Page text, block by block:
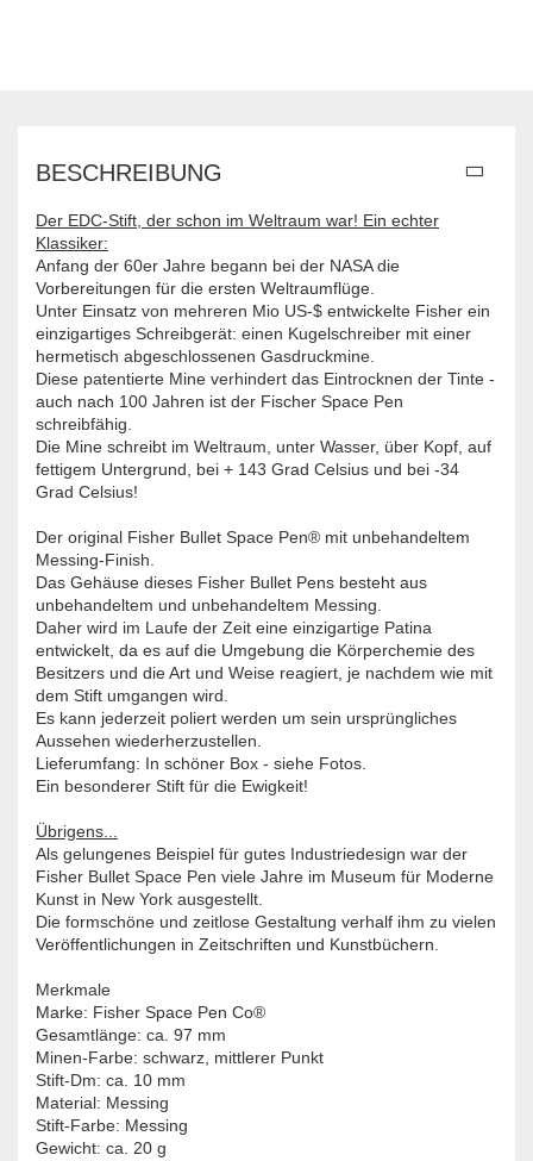
BESCHREIBUNG
Der EDC-Stift, der schon im Weltraum war! Ein echter
Klassiker:
Anfang der 60er Jahre begann bei der NASA die
Vorbereitungen für die ersten Weltraumflüge.
Unter Einsatz von mehreren Mio US-$ entwickelte Fisher ein
einzigartiges Schreibgerät: einen Kugelschreiber mit einer
hermetisch abgeschlossenen Gasdruckmine.
Diese patentierte Mine verhindert das Eintrocknen der Tinte -
auch nach 100 Jahren ist der Fischer Space Pen
schreibfähig.
Die Mine schreibt im Weltraum, unter Wasser, über Kopf, auf
fettigem Untergrund, bei + 143 Grad Celsius und bei -34
Grad Celsius!
Der original Fisher Bullet Space Pen® mit unbehandeltem
Messing-Finish.
Das Gehäuse dieses Fisher Bullet Pens besteht aus
unbehandeltem und unbehandeltem Messing.
Daher wird im Laufe der Zeit eine einzigartige Patina
entwickelt, da es auf die Umgebung die Körperchemie des
Besitzers und die Art und Weise reagiert, je nachdem wie mit
dem Stift umgangen wird.
Es kann jederzeit poliert werden um sein ursprüngliches
Aussehen wiederherzustellen.
Lieferumfang: In schöner Box - siehe Fotos.
Ein besonderer Stift für die Ewigkeit!
Übrigens...
Als gelungenes Beispiel für gutes Industriedesign war der
Fisher Bullet Space Pen viele Jahre im Museum für Moderne
Kunst in New York ausgestellt.
Die formschöne und zeitlose Gestaltung verhalf ihm zu vielen
Veröffentlichungen in Zeitschriften und Kunstbüchern.
Merkmale
Marke: Fisher Space Pen Co®
Gesamtlänge: ca. 97 mm
Minen-Farbe: schwarz, mittlerer Punkt
Stift-Dm: ca. 10 mm
Material: Messing
Stift-Farbe: Messing
Gewicht: ca. 20 g